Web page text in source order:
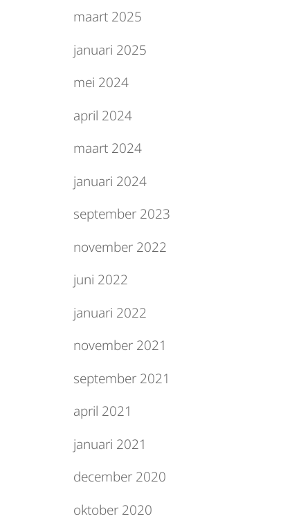
maart 2025
januari 2025
mei 2024
april 2024
maart 2024
januari 2024
september 2023
november 2022
juni 2022
januari 2022
november 2021
september 2021
april 2021
januari 2021
december 2020
oktober 2020